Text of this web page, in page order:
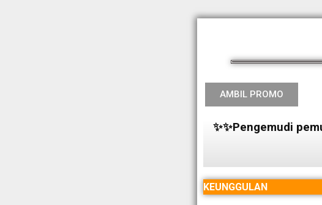
AMBIL PROMO
✨✨Pengemudi
KEUNGGULAN